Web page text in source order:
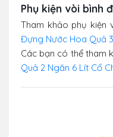
Phụ kiện vòi bình
Tham khảo phụ
Đựng Nước Hoa Quả
Các bạn có thể tham
Quả 2 Ngăn 6 Lít Cổ